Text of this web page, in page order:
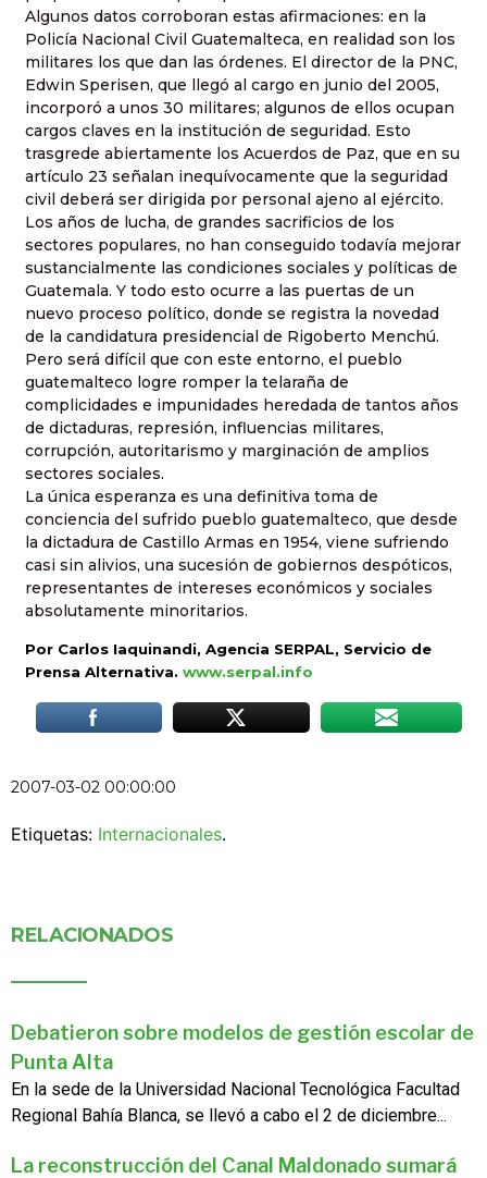
Algunos datos corroboran estas afirmaciones: en la
Policía Nacional Civil Guatemalteca, en realidad son los
militares los que dan las órdenes. El director de la PNC,
Edwin Sperisen, que llegó al cargo en junio del 2005,
incorporó a unos 30 militares; algunos de ellos ocupan
cargos claves en la institución de seguridad. Esto
trasgrede abiertamente los Acuerdos de Paz, que en su
artículo 23 señalan inequívocamente que la seguridad
civil deberá ser dirigida por personal ajeno al ejército.
Los años de lucha, de grandes sacrificios de los
sectores populares, no han conseguido todavía mejorar
sustancialmente las condiciones sociales y políticas de
Guatemala. Y todo esto ocurre a las puertas de un
nuevo proceso político, donde se registra la novedad
de la candidatura presidencial de Rigoberto Menchú.
Pero será difícil que con este entorno, el pueblo
guatemalteco logre romper la telaraña de
complicidades e impunidades heredada de tantos años
de dictaduras, represión, influencias militares,
corrupción, autoritarismo y marginación de amplios
sectores sociales.
La única esperanza es una definitiva toma de
conciencia del sufrido pueblo guatemalteco, que desde
la dictadura de Castillo Armas en 1954, viene sufriendo
casi sin alivios, una sucesión de gobiernos despóticos,
representantes de intereses económicos y sociales
absolutamente minoritarios.
Por Carlos Iaquinandi, Agencia SERPAL, Servicio de
Prensa Alternativa. www.serpal.info
2007-03-02 00:00:00
Etiquetas: Internacionales.
RELACIONADOS
Debatieron sobre modelos de gestión escolar de
Punta Alta
En la sede de la Universidad Nacional Tecnológica Facultad
Regional Bahía Blanca, se llevó a cabo el 2 de diciembre...
La reconstrucción del Canal Maldonado sumará